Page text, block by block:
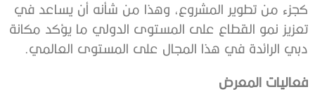
كجزء من تطوير المشروع، وهذا من شأنه أن يساعد في
تعزيز نمو القطاع على المستوى الدولي ما يؤكد مكانة
دبي الرائدة في هذا المجال على المستوى العالمي.
فعاليات المعرض